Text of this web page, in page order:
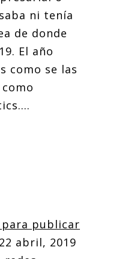
ni tenía
de donde
El año
como se las
publicar
22 abril, 2019